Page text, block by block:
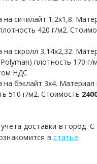
на ситилайт 1,2х1,8.
420 г/м2.
на скролл 3,14х2,32.
плотность 170 г/
НДС
на бэклайт 3х4. Материал
510 г/м2. Стоимость
доставки в город.
встатье.